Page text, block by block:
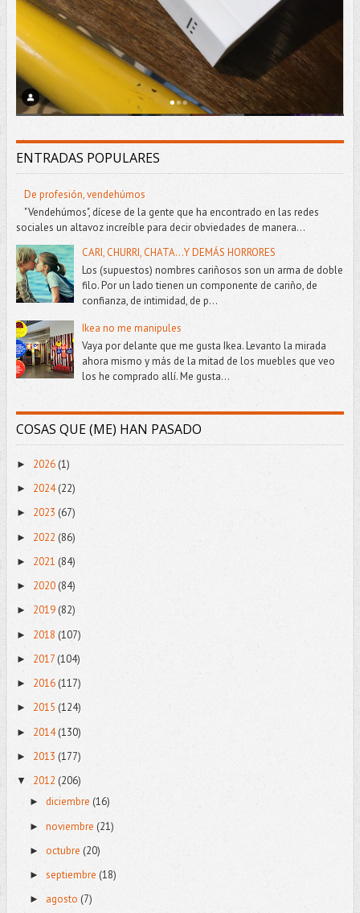
ENTRADAS POPULARES
De profesión, vendehúmos
"Vendehúmos", dícese de la gente que ha encontrado en las redes
sociales un altavoz increíble para decir obviedades de manera...
CARI, CHURRI, CHATA...Y DEMÁS HORRORES
Los (supuestos) nombres cariñosos son un arma de doble
filo. Por un lado tienen un componente de cariño, de
confianza, de intimidad, de p...
Ikea no me manipules
Vaya por delante que me gusta Ikea. Levanto la mirada
ahora mismo y más de la mitad de los muebles que veo
los he comprado allí. Me gusta...
COSAS QUE (ME) HAN PASADO
► 2026(1)
► 2024(22)
► 2023 (67)
► 2022 (86)
► 2021 (84)
► 2020(84)
► 2019(82)
► 2018 (107)
► 2017 (104)
► 2016 (117)
► 2015 (124)
► 2014(130)
► 2013 (177)
▼ 2012 (206)
► diciembre (16)
► noviembre (21)
► octubre (20)
► septiembre (18)
► agosto (7)